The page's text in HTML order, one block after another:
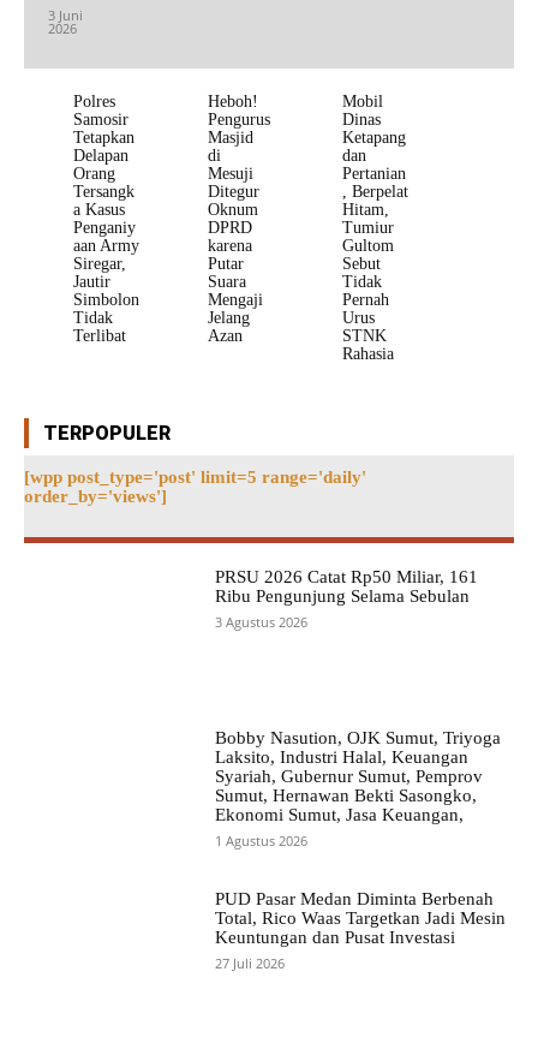
3 Juni
2026
Polres
Samosir
Tetapkan
Delapan
Orang
Tersangk
a Kasus
Penganiy
aan Army
Siregar,
Jautir
Simbolon
Tidak
Terlibat
Heboh!
Pengurus
Masjid
di
Mesuji
Ditegur
Oknum
DPRD
karena
Putar
Suara
Mengaji
Jelang
Azan
Mobil
Dinas
Ketapang
dan
Pertanian
, Berpelat
Hitam,
Tumiur
Gultom
Sebut
Tidak
Pernah
Urus
STNK
Rahasia
TERPOPULER
[wpp post_type='post' limit=5 range='daily'
order_by='views']
PRSU 2026 Catat Rp50 Miliar, 161
Ribu Pengunjung Selama Sebulan
3 Agustus 2026
Bobby Nasution, OJK Sumut, Triyoga
Laksito, Industri Halal, Keuangan
Syariah, Gubernur Sumut, Pemprov
Sumut, Hernawan Bekti Sasongko,
Ekonomi Sumut, Jasa Keuangan,
1 Agustus 2026
PUD Pasar Medan Diminta Berbenah
Total, Rico Waas Targetkan Jadi Mesin
Keuntungan dan Pusat Investasi
27 Juli 2026